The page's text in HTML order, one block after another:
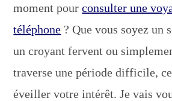
moment pourconsulter une
téléphone ? Que vous soyez un
un croyant fervent ou
traverse une période difficile,
éveiller votre intérêt. Je vais